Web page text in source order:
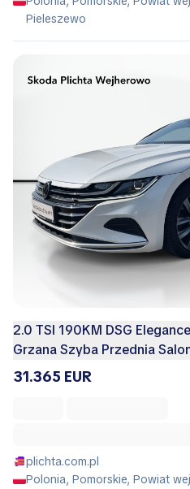
Pieleszewo
2.0 TSI 190KM DSG
Grzana Szyba Przednia
31.365 EUR
plichta.com.pl
Polonia, Pomorskie, Powiat